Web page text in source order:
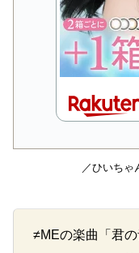
／ひいちゃ
≠MEの楽曲「君